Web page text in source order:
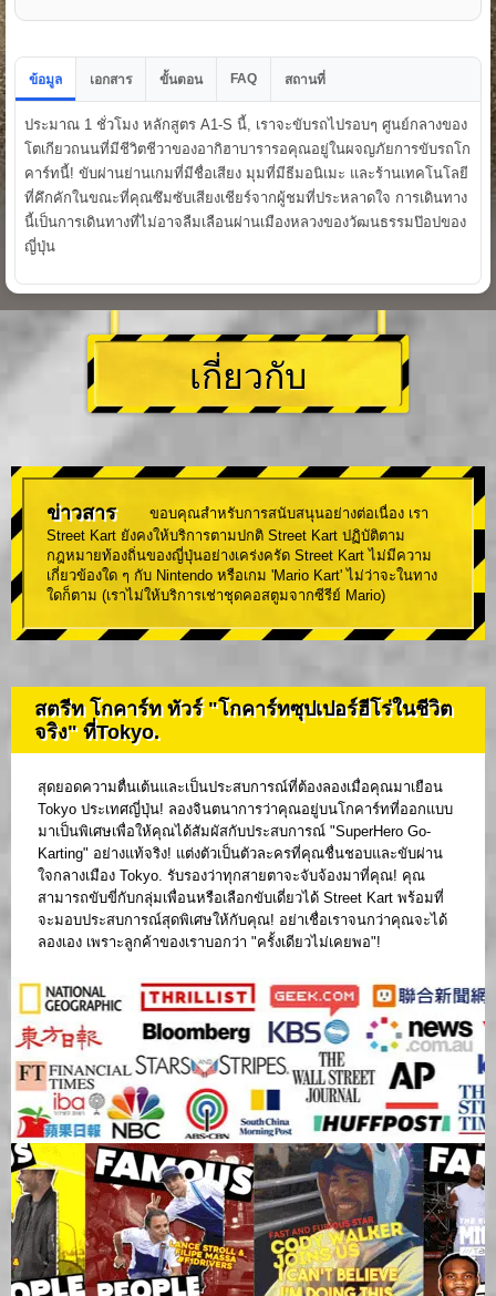
ข้อมูล เอกสาร ขั้นตอน FAQ สถานที่
ประมาณ 1 ชั่วโมง หลักสูตร A1-S นี้, เราจะขับรถไปรอบๆ ศูนย์กลางของ
โตเกียวถนนที่มีชีวิตชีวาของอากิฮาบารารอคุณอยู่ในผจญภัยการขับรถโก
คาร์ทนี้! ขับผ่านย่านเกมที่มีชื่อเสียง มุมที่มีธีมอนิเมะ และร้านเทคโนโลยี
ที่คึกคักในขณะที่คุณซึมซับเสียงเชียร์จากผู้ชมที่ประหลาดใจ การเดินทาง
นี้เป็นการเดินทางที่ไม่อาจลืมเลือนผ่านเมืองหลวงของวัฒนธรรมป๊อปของ
ญี่ปุ่น
เกี่ยวกับ
ข่าวสาร
ขอบคุณสำหรับการสนับสนุนอย่างต่อเนื่อง เรา
Street Kart ยังคงให้บริการตามปกติ Street Kart ปฏิบัติตาม
กฎหมายท้องถิ่นของญี่ปุ่นอย่างเคร่งครัด Street Kart ไม่มีความ
เกี่ยวข้องใด ๆ กับ Nintendo หรือเกม 'Mario Kart' ไม่ว่าจะในทาง
ใดก็ตาม (เราไม่ให้บริการเช่าชุดคอสตูมจากซีรีย์ Mario)
สตรีท โกคาร์ท ทัวร์ "โกคาร์ทซุปเปอร์ฮีโร่ในชีวิต
จริง" ที่Tokyo.
สุดยอดความตื่นเต้นและเป็นประสบการณ์ที่ต้องลองเมื่อคุณมาเยือน
Tokyo ประเทศญี่ปุ่น! ลองจินตนาการว่าคุณอยู่บนโกคาร์ทที่ออกแบบ
มาเป็นพิเศษเพื่อให้คุณได้สัมผัสกับประสบการณ์ "SuperHero Go-
Karting" อย่างแท้จริง! แต่งตัวเป็นตัวละครที่คุณชื่นชอบและขับผ่าน
ใจกลางเมือง Tokyo. รับรองว่าทุกสายตาจะจับจ้องมาที่คุณ! คุณ
สามารถขับขี่กับกลุ่มเพื่อนหรือเลือกขับเดี่ยวได้ Street Kart พร้อมที่
จะมอบประสบการณ์สุดพิเศษให้กับคุณ! อย่าเชื่อเราจนกว่าคุณจะได้
ลองเอง เพราะลูกค้าของเราบอกว่า "ครั้งเดียวไม่เคยพอ"!